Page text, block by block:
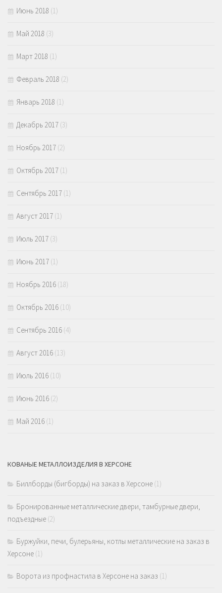
Июнь 2018 (1)
Май 2018 (3)
Март 2018 (1)
Февраль 2018 (2)
Январь 2018 (1)
Декабрь 2017 (3)
Ноябрь 2017 (2)
Октябрь 2017 (1)
Сентябрь 2017 (1)
Август 2017 (1)
Июль 2017 (3)
Июнь 2017 (1)
Ноябрь 2016 (18)
Октябрь 2016 (10)
Сентябрь 2016 (4)
Август 2016 (13)
Июль 2016 (10)
Июнь 2016 (2)
Май 2016 (1)
КОВАНЫЕ МЕТАЛЛОИЗДЕЛИЯ В ХЕРСОНЕ
Биллборды (бигборды) на заказ в Херсоне (1)
Бронированные металлические двери, тамбурные двери,
подъездные (2)
Буржуйки, печи, булерьяны, котлы металлические на заказ в
Херсоне (1)
Ворота из профнастила в Херсоне на заказ (1)